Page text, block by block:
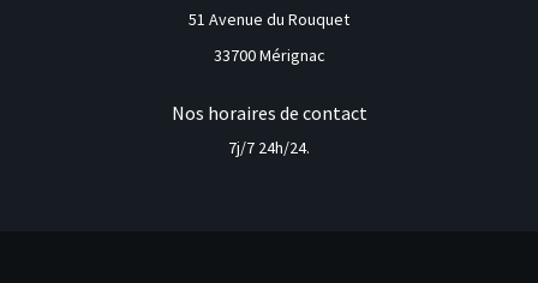
51 Avenue du Rouquet
33700 Mérignac
Nos horaires de contact
7j/7 24h/24.